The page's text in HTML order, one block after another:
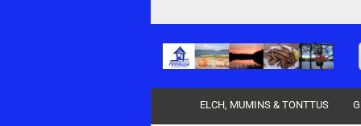
ELCH, MUMINS & TONTTUS